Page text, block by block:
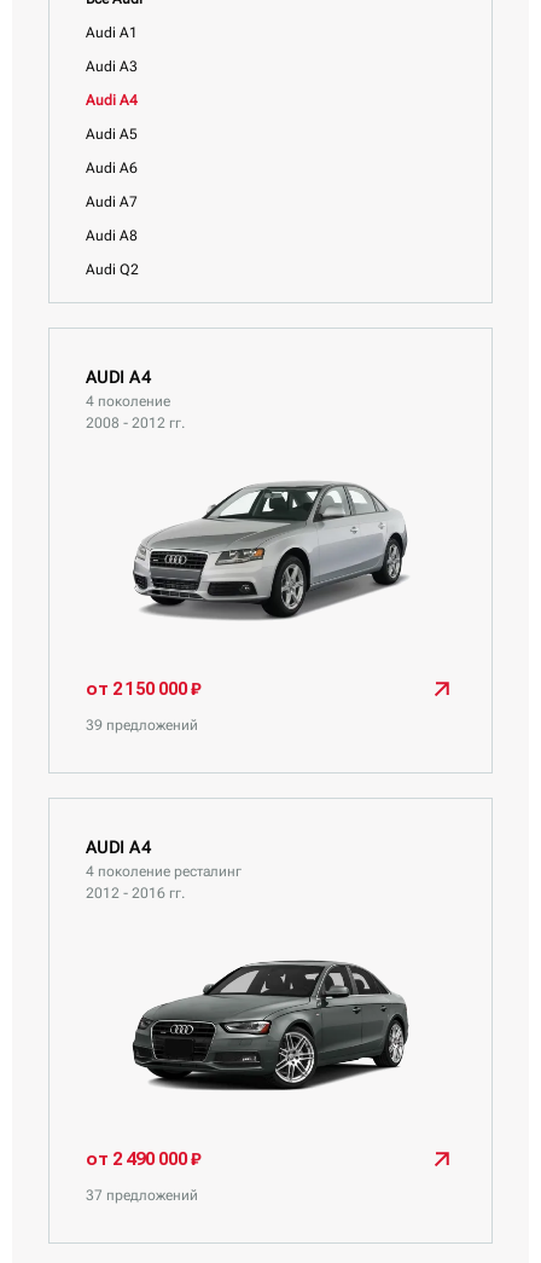
Audi A1
Audi A3
Audi A4
Audi A5
Audi A6
Audi A7
Audi A8
Audi Q2
Audi Q3
Audi Q5 Sportback
Audi Q7
Audi SQ2
Audi TT
AUDI A4
4 поколение
2008 - 2012 гг.
от 2 150 000 ₽
39 предложений
AUDI A4
4 поколение ресталинг
2012 - 2016 гг.
от 2 490 000 ₽
37 предложений